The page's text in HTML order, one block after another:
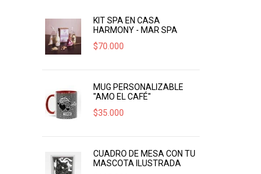
KIT SPA EN CASA
HARMONY - MAR SPA
$70.000
MUG PERSONALIZABLE
"AMO EL CAFÉ"
$35.000
CUADRO DE MESA CON TU
MASCOTA ILUSTRADA